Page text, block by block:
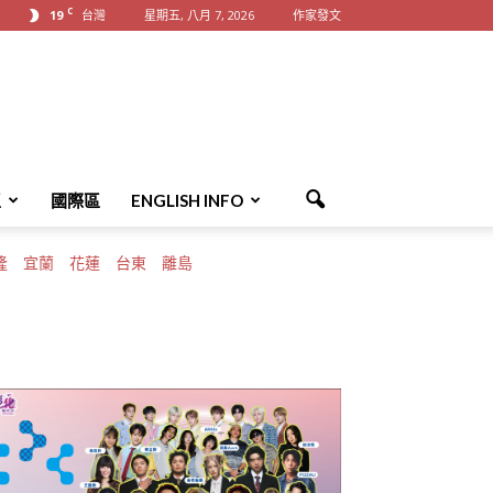
19 C 台灣 星期五, 八月 7, 2026 作家發文
國際區 ENGLISH INFO
宜蘭 花蓮 台東 離島